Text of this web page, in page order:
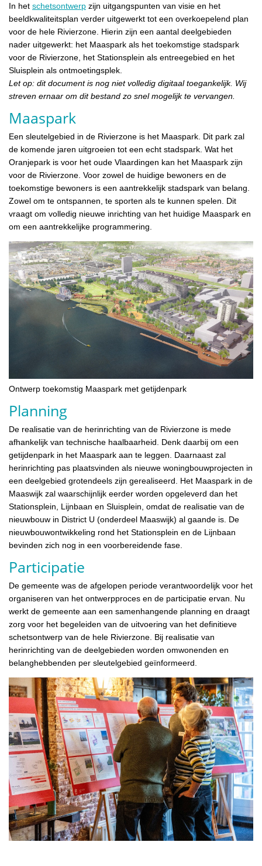
In het schetsontwerp zijn uitgangspunten van visie en het
beeldkwaliteitsplan verder uitgewerkt tot een overkoepelend plan
voor de hele Rivierzone. Hierin zijn een aantal deelgebieden
nader uitgewerkt: het Maaspark als het toekomstige stadspark
voor de Rivierzone, het Stationsplein als entreegebied en het
Sluisplein als ontmoetingsplek.
Let op: dit document is nog niet volledig digitaal toegankelijk. Wij
streven ernaar om dit bestand zo snel mogelijk te vervangen.
Maaspark
Een sleutelgebied in de Rivierzone is het Maaspark. Dit park zal
de komende jaren uitgroeien tot een echt stadspark. Wat het
Oranjepark is voor het oude Vlaardingen kan het Maaspark zijn
voor de Rivierzone. Voor zowel de huidige bewoners en de
toekomstige bewoners is een aantrekkelijk stadspark van belang.
Zowel om te ontspannen, te sporten als te kunnen spelen. Dit
vraagt om volledig nieuwe inrichting van het huidige Maaspark en
om een aantrekkelijke programmering.
Ontwerp toekomstig Maaspark met getijdenpark
Planning
De realisatie van de herinrichting van de Rivierzone is mede
afhankelijk van technische haalbaarheid. Denk daarbij om een
getijdenpark in het Maaspark aan te leggen. Daarnaast zal
herinrichting pas plaatsvinden als nieuwe woningbouwprojecten in
een deelgebied grotendeels zijn gerealiseerd. Het Maaspark in de
Maaswijk zal waarschijnlijk eerder worden opgeleverd dan het
Stationsplein, Lijnbaan en Sluisplein, omdat de realisatie van de
nieuwbouw in District U (onderdeel Maaswijk) al gaande is. De
nieuwbouwontwikkeling rond het Stationsplein en de Lijnbaan
bevinden zich nog in een voorbereidende fase.
Participatie
De gemeente was de afgelopen periode verantwoordelijk voor het
organiseren van het ontwerpproces en de participatie ervan. Nu
werkt de gemeente aan een samenhangende planning en draagt
zorg voor het begeleiden van de uitvoering van het definitieve
schetsontwerp van de hele Rivierzone. Bij realisatie van
herinrichting van de deelgebieden worden omwonenden en
belanghebbenden per sleutelgebied geïnformeerd.